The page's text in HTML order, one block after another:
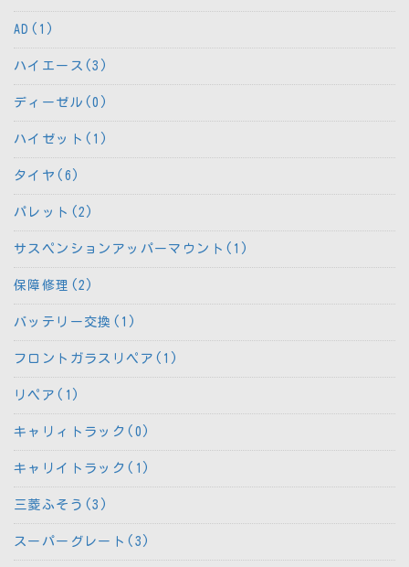
AD(1)
ハイエース(3)
ディーゼル(0)
ハイゼット(1)
タイヤ(6)
パレット(2)
サスペンションアッパーマウント(1)
保障修理(2)
バッテリー交換(1)
フロントガラスリペア(1)
リペア(1)
キャリィトラック(0)
キャリイトラック(1)
三菱ふそう(3)
スーパーグレート(3)